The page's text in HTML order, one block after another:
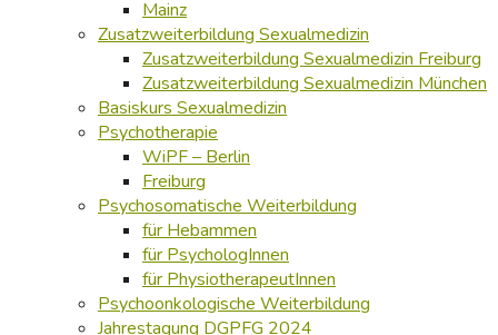
Mainz
Zusatzweiterbildung Sexualmedizin
Zusatzweiterbildung Sexualmedizin Freiburg
Zusatzweiterbildung Sexualmedizin München
Basiskurs Sexualmedizin
Psychotherapie
WiPF – Berlin
Freiburg
Psychosomatische Weiterbildung
für Hebammen
für PsychologInnen
für PhysiotherapeutInnen
Psychoonkologische Weiterbildung
Jahrestagung DGPFG 2024